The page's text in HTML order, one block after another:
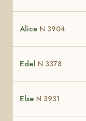
Alice N 3904
Edel N 3378
Else N 3931